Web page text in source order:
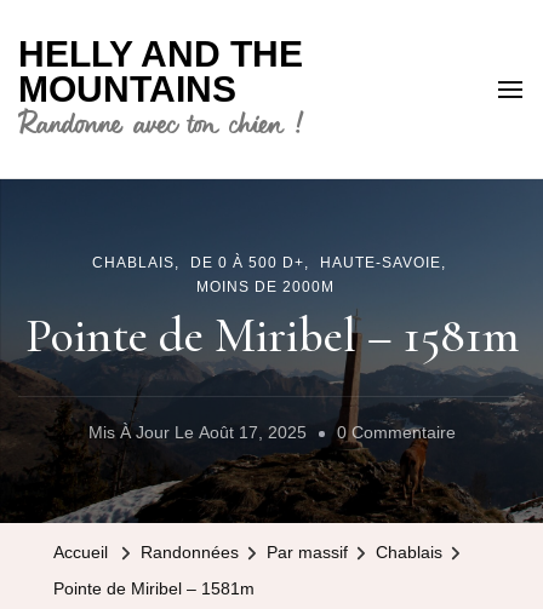
HELLY AND THE
MOUNTAINS
Randonne avec ton chien !
CHABLAIS DE 0 À 500 D+
HAUTE-SAVOIE
MOINS DE 2000M
Pointe de Miribel – 1581m
Mis À Jour Le Août 17, 2025 0 CommentaireSur
De
Accueil Randonnées Par massif
Chablais
Pointe de Miribel – 1581m